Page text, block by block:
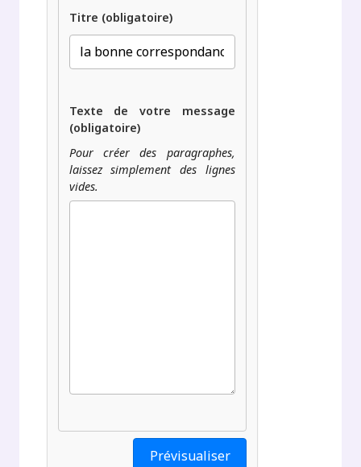
Titre (obligatoire)
Texte de votre message
(obligatoire)
Pour créer des paragraphes,
laissez simplement des lignes
vides.